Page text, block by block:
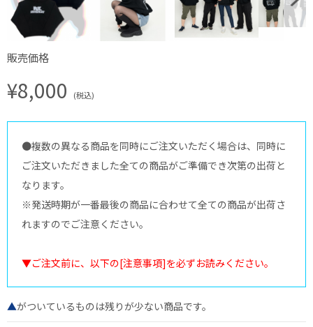
販売価格
¥8,000 (税込)
●複数の異なる商品を同時にご注文いただく場合は、同時に
ご注文いただきました全ての商品がご準備でき次第の出荷と
なります。
※発送時期が一番最後の商品に合わせて全ての商品が出荷さ
れますのでご注意ください。
▼ご注文前に、以下の[注意事項]を必ずお読みください。
▲がついているものは残りが少ない商品です。